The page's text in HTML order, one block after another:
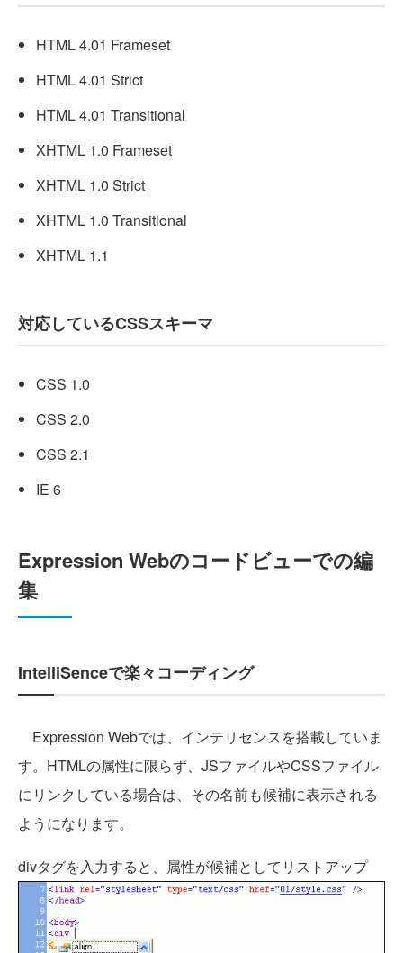
HTML 4.01 Frameset
HTML 4.01 Strict
HTML 4.01 Transitional
XHTML 1.0 Frameset
XHTML 1.0 Strict
XHTML 1.0 Transitional
XHTML 1.1
対応しているCSSスキーマ
CSS 1.0
CSS 2.0
CSS 2.1
IE 6
Expression Webのコードビューでの編
集
IntelliSenceで楽々コーディング
Expression Webでは、インテリセンスを搭載していま
す。HTMLの属性に限らず、JSファイルやCSSファイル
にリンクしている場合は、その名前も候補に表示される
ようになります。
divタグを入力すると、属性が候補としてリストアップ